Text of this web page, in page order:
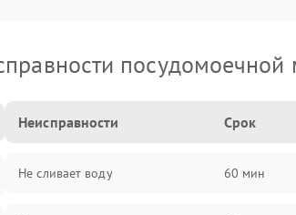
Неисправности Срок
Не сливает воду 60 мин